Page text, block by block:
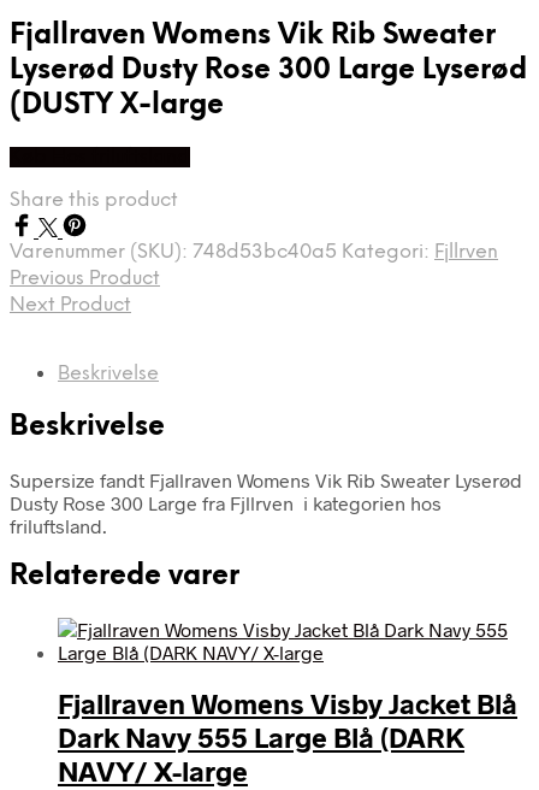
Fjallraven Womens Vik Rib Sweater
Lyserød Dusty Rose 300 Large Lyserød
(DUSTY X-large
Share this product
Varenummer (SKU): 748d53bc40a5 Kategori: Fjllrven
Previous Product
Next Product
Beskrivelse
Beskrivelse
Supersize fandt Fjallraven Womens Vik Rib Sweater Lyserød
Dusty Rose 300 Large fra Fjllrven i kategorien hos
friluftsland.
Relaterede varer
Fjallraven Womens Visby Jacket Blå
Dark Navy 555 Large Blå (DARK
NAVY/ X-large